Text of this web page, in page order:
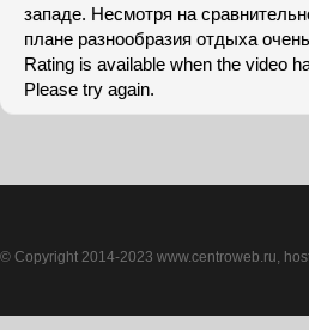
западе. Несмотря на
плане разнообразия отдыха
Rating is available when the video
Please try again.
© Copyright 2014-2023 www.centroweb.ru,